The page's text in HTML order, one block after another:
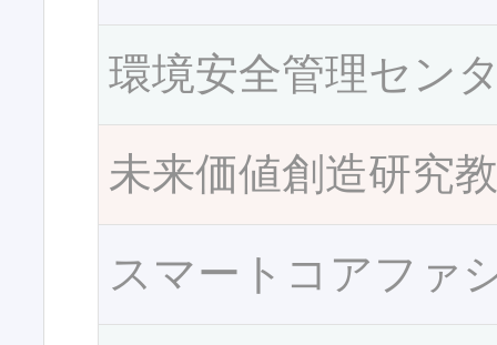
環境安全管理セン
未来価値創造研究
スマートコアファ